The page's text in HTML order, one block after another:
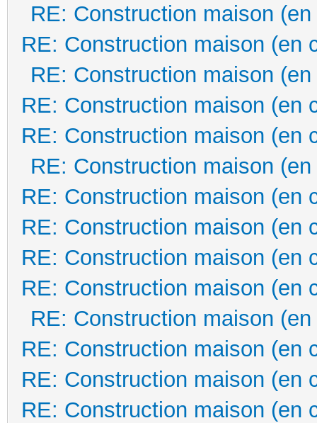
RE: Construction maison
RE: Construction maison (en
RE: Construction maison
RE: Construction maison (en
RE: Construction maison (en
RE: Construction maison
RE: Construction maison (en
RE: Construction maison (en
RE: Construction maison (en
RE: Construction maison (en
RE: Construction maison
RE: Construction maison (en
RE: Construction maison (en
RE: Construction maison (en